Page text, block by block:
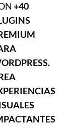
+40